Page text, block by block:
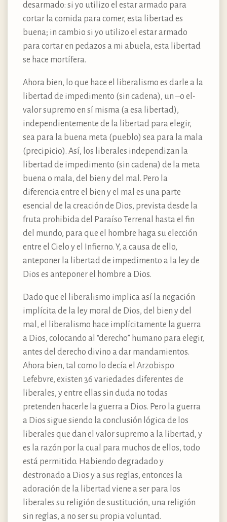
desarmado: si yo utilizo el estar armado para
cortar la comida para comer, esta libertad es
buena; in cambio si yo utilizo el estar armado
para cortar en pedazos a mi abuela, esta libertad
se hace mortífera.
Ahora bien, lo que hace el liberalismo es darle a la
libertad de impedimento (sin cadena), un –o el-
valor supremo en sí misma (a esa libertad),
independientemente de la libertad para elegir,
sea para la buena meta (pueblo) sea para la mala
(precipicio). Así, los liberales independizan la
libertad de impedimento (sin cadena) de la meta
buena o mala, del bien y del mal. Pero la
diferencia entre el bien y el mal es una parte
esencial de la creación de Dios, prevista desde la
fruta prohibida del Paraíso Terrenal hasta el fin
del mundo, para que el hombre haga su elección
entre el Cielo y el Infierno. Y, a causa de ello,
anteponer la libertad de impedimento a la ley de
Dios es anteponer el hombre a Dios.
Dado que el liberalismo implica así la negación
implícita de la ley moral de Dios, del bien y del
mal, el liberalismo hace implícitamente la guerra
a Dios, colocando al “derecho” humano para elegir,
antes del derecho divino a dar mandamientos.
Ahora bien, tal como lo decía el Arzobispo
Lefebvre, existen 36 variedades diferentes de
liberales, y entre ellas sin duda no todas
pretenden hacerle la guerra a Dios. Pero la guerra
a Dios sigue siendo la conclusión lógica de los
liberales que dan el valor supremo a la libertad, y
es la razón por la cual para muchos de ellos, todo
está permitido. Habiendo degradado y
destronado a Dios y a sus reglas, entonces la
adoración de la libertad viene a ser para los
liberales su religión de sustitución, una religión
sin reglas, a no ser su propia voluntad.